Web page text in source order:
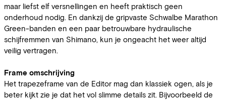
maar liefst elf versnellingen en heeft praktisch geen
onderhoud nodig. En dankzij de gripvaste Schwalbe Marathon
Green-banden en een paar betrouwbare hydraulische
schijfremmen van Shimano, kun je ongeacht het weer altijd
veilig vertragen.
Frame omschrijving
Het trapezeframe van de Editor mag dan klassiek ogen, als je
beter kijkt zie je dat het vol slimme details zit. Bijvoorbeeld de